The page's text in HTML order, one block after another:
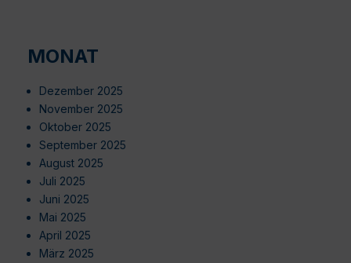
MONAT
Dezember 2025
November 2025
Oktober 2025
September 2025
August 2025
Juli 2025
Juni 2025
Mai 2025
April 2025
März 2025